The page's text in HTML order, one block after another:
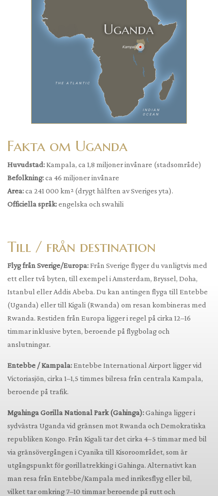
Uganda
Kampala
THE ATLANTIC
INDIAN
OCEAN
Fakta om Uganda
Huvudstad:Kampala, ca 1,8 miljoner invånare (stadsområde)
Befolkning:ca 46 miljoner invånare
Area:ca 241 000 km² (drygt hälften av Sveriges yta).
Officiella språk:engelska och swahili
Till / från destination
Flyg från Sverige/Europa:Från Sverige flyger du vanligtvis med
ett eller två byten, till exempel i Amsterdam, Bryssel, Doha,
Istanbul eller Addis Abeba. Du kan antingen flyga till Entebbe
(Uganda) eller till Kigali (Rwanda) om resan kombineras med
Rwanda. Restiden från Europa ligger i regel på cirka 12–16
timmar inklusive byten, beroende på flygbolag och
anslutningar.
Entebbe / Kampala:Entebbe International Airport ligger vid
Victoriasjön, cirka 1–1,5 timmes bilresa från centrala Kampala,
beroende på trafik.
Mgahinga Gorilla National Park (Gahinga):Gahinga ligger i
sydvästra Uganda vid gränsen mot Rwanda och Demokratiska
republiken Kongo. Från Kigali tar det cirka 4–5 timmar med bil
via gränsövergången i Cyanika till Kisoroområdet, som är
utgångspunkt för gorillatrekking i Gahinga. Alternativt kan
man resa från Entebbe/Kampala med inrikesflyg eller bil,
vilket tar omkring 7–10 timmar beroende på rutt och